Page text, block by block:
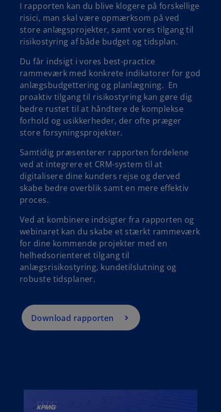
I rapporten kan du blive klogere på forskellige
risici, man skal være opmærksom på ved
store anlægsprojekter, samt vores tilgang til
risikostyring af både budget og tidsplan.
Du får indsigt i vores best-practice
rammeværk med konkrete indikatorer for god
anlægsbudgettering og planlægning. En
proaktiv tilgang til risikostyring kan gøre dig
bedre rustet til at håndtere de komplekse
forhold og usikkerheder, der ofte præger
store forsyningsprojekter.
Samtidig præsenterer rapporten fordelene
ved at integrere et CRM-system til at
digitalisere dine kunders rejse og derved
skabe bedre overblik samt en mere effektiv
proces.
Ved at kombinere indsigter fra rapporten og
webinaret kan du skabe et stærkt rammeværk
for dine kommende projekter med en
helhedsorienteret tilgang til
anlægsrisikostyring, kundetilslutning og
robuste tidsplaner.
Download rapporten